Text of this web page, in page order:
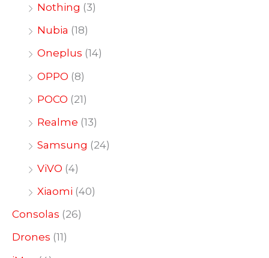
Nothing (3)
Nubia (18)
Oneplus (14)
OPPO (8)
POCO (21)
Realme (13)
Samsung (24)
ViVO (4)
Xiaomi (40)
Consolas (26)
Drones (11)